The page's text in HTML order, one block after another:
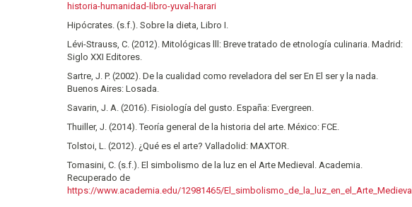
historia-humanidad-libro-yuval-harari
Hipócrates. (s.f.). Sobre la dieta, Libro I.
Lévi-Strauss, C. (2012). Mitológicas lll: Breve tratado de etnología culinaria. Madrid:
Siglo XXI Editores.
Sartre, J. P. (2002). De la cualidad como reveladora del ser En El ser y la nada.
Buenos Aires: Losada.
Savarin, J. A. (2016). Fisiología del gusto. España: Evergreen.
Thuiller, J. (2014). Teoría general de la historia del arte. México: FCE.
Tolstoi, L. (2012). ¿Qué es el arte? Valladolid: MAXTOR.
Tomasini, C. (s.f.). El simbolismo de la luz en el Arte Medieval. Academia.
Recuperado de
https://www.academia.edu/12981465/El_simbolismo_de_la_luz_en_el_Arte_Medieval